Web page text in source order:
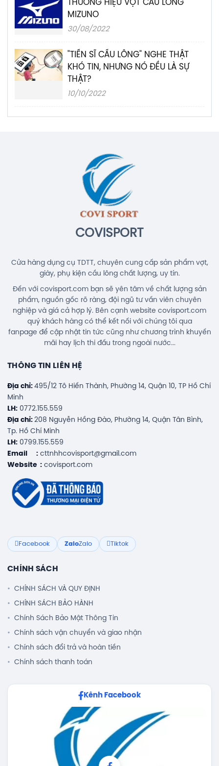
THƯƠNG HIỆU VỢT CẦU LÔNG
MIZUNO
30/08/2022
"TIẾN SĨ CẦU LÔNG" NGHE THẬT
KHÓ TIN, NHƯNG NÓ ĐỀU LÀ SỰ
THẬT?
10/10/2022
COVISPORT
Cửa hàng dụng cụ TDTT, chuyên cung cấp sản phẩm vợt,
giày, phụ kiện cầu lông chất lượng, uy tín.
Đến với covisport.com bạn sẽ yên tâm về chất lượng sản
phẩm, nguồn gốc rõ ràng, đội ngũ tư vấn viên chuyên
nghiệp và giá cả hợp lý. Bên cạnh website covisport.com
quý khách hàng có thể kết nối với chúng tôi qua
fanpage để cập nhật tin tức cũng như chương trình khuyến
mãi hay lịch thi đấu trong ngoài nước...
THÔNG TIN LIÊN HỆ
Địa chỉ: 495/12 Tô Hiến Thành, Phường 14, Quận 10, TP Hồ Chí
Minh
LH: 0772.155.559
Địa chỉ: 208 Nguyễn Hồng Đào, Phường 14, Quận Tân Bình,
Tp. Hồ Chí Minh
LH: 0799.155.559
Email : cttnhhcovisport@gmail.com
Website : covisport.com
Facebook ZaloZalo Tiktok
CHÍNH SÁCH
CHÍNH SÁCH VÀ QUY ĐỊNH
CHÍNH SÁCH BẢO HÀNH
Chính Sách Bảo Mật Thông Tin
Chính sách vận chuyển và giao nhận
Chính sách đổi trả và hoàn tiền
Chính sách thanh toán
Kênh Facebook